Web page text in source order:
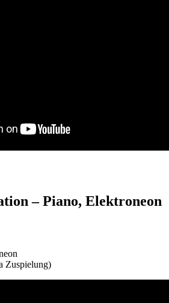
– Piano, Elektroneon
Zuspielung)